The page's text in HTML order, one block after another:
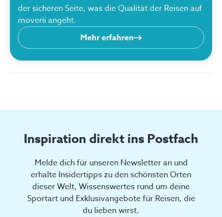
der sicheren Seite, was die Qualität der Reisen auf
moverii angeht.
Mehr erfahren
Inspiration direkt ins Postfach
Melde dich für unseren Newsletter an und
erhalte Insidertipps zu den schönsten Orten
dieser Welt, Wissenswertes rund um deine
Sportart und Exklusivangebote für Reisen, die
du lieben wirst.